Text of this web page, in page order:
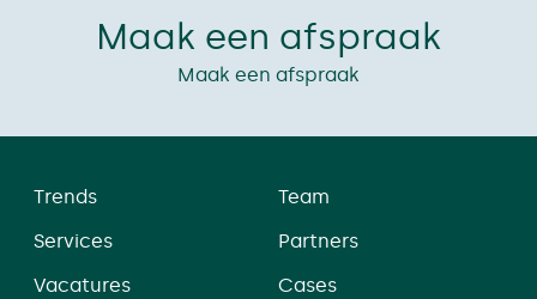
Maak een afspraak
Maak een afspraak
Trends
Team
Services
Partners
Vacatures
Cases